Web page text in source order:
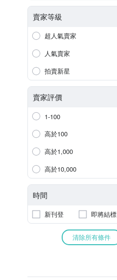
賣家等級
超人氣賣家
人氣賣家
拍賣新星
賣家評價
1-100
高於100
高於1,000
高於10,000
時間
新刊登 即將結標
清除所有條件